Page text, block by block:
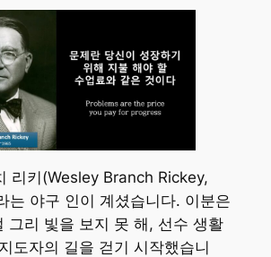
리키(Wesley Branch Rickey,
는 야구 인이 계셨습니다. 이분은
그리 빛을 보지 못 해, 선수 생활
도자의 길을 걷기 시작했습니